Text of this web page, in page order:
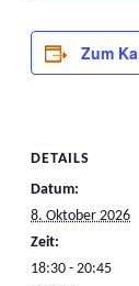
Zum
DETAILS
Datum:
8. Oktober 2026
Zeit:
18:30 - 20:45